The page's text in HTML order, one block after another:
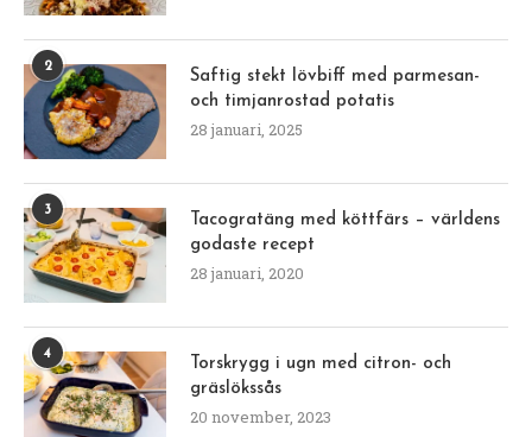
2
Saftig stekt lövbiff med parmesan-
och timjanrostad potatis
28 januari, 2025
3
Tacogratäng med köttfärs – världens
godaste recept
28 januari, 2020
4
Torskrygg i ugn med citron- och
gräslökssås
20 november, 2023